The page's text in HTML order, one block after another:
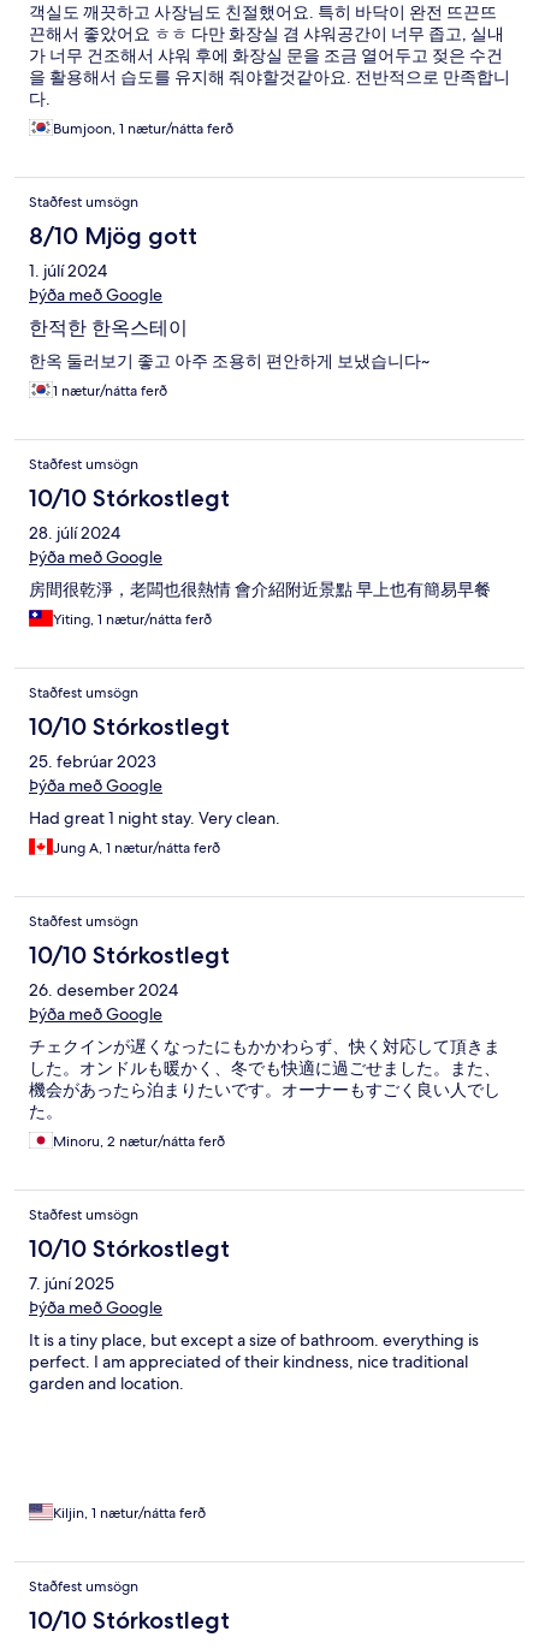
객실도 깨끗하고 사장님도 친절했어요. 특히 바닥이 완전 뜨끈뜨
끈해서 좋았어요 ㅎㅎ 다만 화장실 겸 샤워공간이 너무 좁고, 실내
가 너무 건조해서 샤워 후에 화장실 문을 조금 열어두고 젖은 수건
을 활용해서 습도를 유지해 줘야할것같아요. 전반적으로 만족합니
다.
Bumjoon, 1 nætur/nátta ferð
Staðfest umsögn
8/10 Mjög gott
1. júlí 2024
Þýða með Google
한적한 한옥스테이
한옥 둘러보기 좋고 아주 조용히 편안하게 보냈습니다~
1 nætur/nátta ferð
Staðfest umsögn
10/10 Stórkostlegt
28. júlí 2024
Þýða með Google
房間很乾淨，老闆也很熱情 會介紹附近景點 早上也有簡易早餐
Yiting, 1 nætur/nátta ferð
Staðfest umsögn
10/10 Stórkostlegt
25. febrúar 2023
Þýða með Google
Had great 1 night stay. Very clean.
Jung A, 1 nætur/nátta ferð
Staðfest umsögn
10/10 Stórkostlegt
26. desember 2024
Þýða með Google
チェクインが遅くなったにもかかわらず、快く対応して頂きま
した。オンドルも暖かく、冬でも快適に過ごせました。また、
機会があったら泊まりたいです。オーナーもすごく良い人でし
た。
Minoru, 2 nætur/nátta ferð
Staðfest umsögn
10/10 Stórkostlegt
7. júní 2025
Þýða með Google
It is a tiny place, but except a size of bathroom. everything is
perfect. I am appreciated of their kindness, nice traditional
garden and location.
Kiljin, 1 nætur/nátta ferð
Staðfest umsögn
10/10 Stórkostlegt